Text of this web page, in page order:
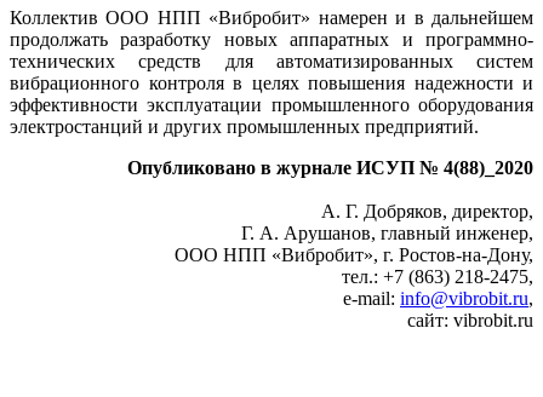
Коллектив ООО НПП «Вибробит» намерен и в дальнейшем
продолжать разработку новых аппаратных и программно-
технических средств для автоматизированных систем
вибрационного контроля в целях повышения надежности и
эффективности эксплуатации промышленного оборудования
электростанций и других промышленных предприятий.
Опубликовано в журнале ИСУП № 4(88)_2020
А. Г. Добряков, директор,
Г. А. Арушанов, главный инженер,
ООО НПП «Вибробит», г. Ростов‑на-Дону,
тел.: +7 (863) 218‑2475,
e‑mail: info@vibrobit.ru,
сайт: vibrobit.ru